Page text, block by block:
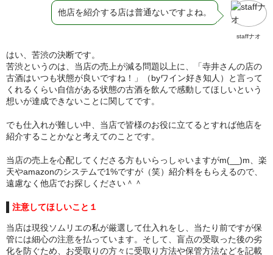
staffナオ
他店を紹介する店は普通ないですよね。
はい、苦渋の決断です。
苦渋というのは、当店の売上が減る問題以上に、「寺井さんの店の
古酒はいつも状態が良いですね！」（byワイン好き知人）と言って
くれるくらい自信がある状態の古酒を飲んで感動してほしいという
想いが達成できないことに関してです。
でも仕入れが難しい中、当店で皆様のお役に立てるとすれば他店を
紹介することかなと考えてのことです。
当店の売上を心配してくださる方もいらっしゃいますがm(__)m、楽
天やamazonのシステムで1%ですが（笑）紹介料をもらえるので、
遠慮なく他店でお探しください＾＾
注意してほしいこと１
当店は現役ソムリエの私が厳選して仕入れをし、当たり前ですが保
管には細心の注意を払っています。そして、盲点の受取った後の劣
化を防ぐため、お受取りの方々に受取り方法や保管方法などを記載